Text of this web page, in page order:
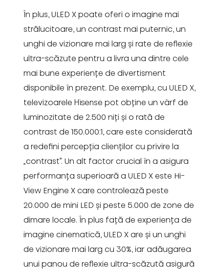
În plus, ULED X poate oferi o imagine mai
strălucitoare, un contrast mai puternic, un
unghi de vizionare mai larg și rate de reflexie
ultra-scăzute pentru a livra una dintre cele
mai bune experiențe de divertisment
disponibile în prezent. De exemplu, cu ULED X,
televizoarele Hisense pot obține un vârf de
luminozitate de 2.500 niți și o rată de
contrast de 150.000:1, care este considerată
a redefini percepția clienților cu privire la
„contrast”. Un alt factor crucial în a asigura
performanța superioară a ULED X este Hi-
View Engine X care controlează peste
20.000 de mini LED și peste 5.000 de zone de
dimare locale. În plus față de experiența de
imagine cinematică, ULED X are și un unghi
de vizionare mai larg cu 30%, iar adăugarea
unui panou de reflexie ultra-scăzută asigură